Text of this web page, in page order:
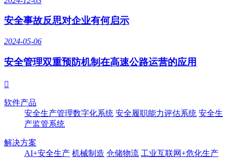
安全事故反思对企业有何启示
2024-05-06
安全管理双重预防机制在高速公路运营的应用

软件产品
安全生产管理数字化系统 安全履职能力评估系统 安全生
产监管系统
解决方案
AI+安全生产 机械制造 仓储物流 工业互联网+危化生产